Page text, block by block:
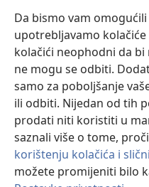
Da bismo vam
upotrebljavamo
kolačići neophodni da
ne mogu se odbiti.
samo za poboljšanje
ili odbiti. Nijedan od tih
prodati niti koristiti u
saznali više o tome,
korištenju kolačića i
možete promijeniti bilo
se
novi
prozor)
JW Hub
(otvara
se
novi
JW Library
Watchtower Library
Copyright© 2026 Watch Tower
UVJETI KORIŠTENJA|